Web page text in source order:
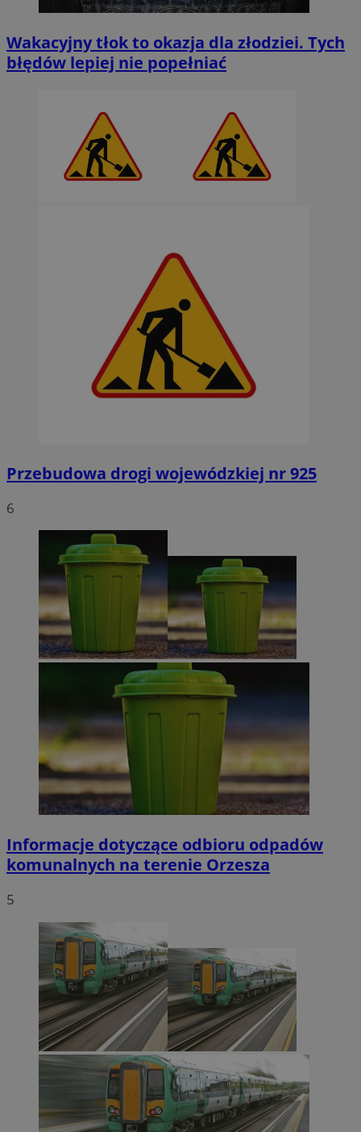
Wakacyjny tłok to okazja dla złodziei. Tych
błędów lepiej nie popełniać
Przebudowa drogi wojewódzkiej nr 925
6
Informacje dotyczące odbioru odpadów
komunalnych na terenie Orzesza
5